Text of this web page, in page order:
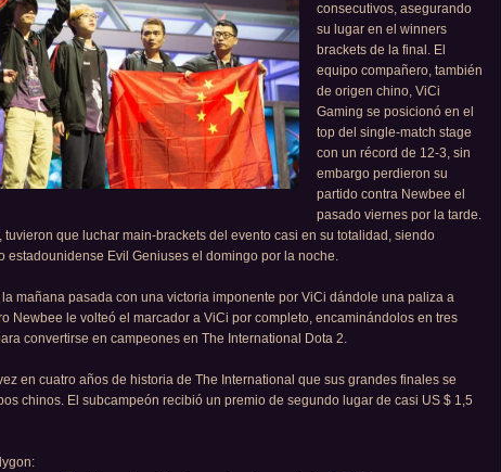
consecutivos, asegurando
su lugar en el winners
brackets de la final. El
equipo compañero, también
de origen chino, ViCi
Gaming se posicionó en el
top del single-match stage
con un récord de 12-3, sin
embargo perdieron su
partido contra Newbee el
pasado viernes por la tarde.
que luchar main-brackets del evento casi en su totalidad, siendo
estadounidense Evil Geniuses el domingo por la noche.
mañana pasada con una victoria imponente por ViCi dándole una paliza a
Newbee le volteó el marcador a ViCi por completo, encaminándolos en tres
convertirse en campeones en The International Dota 2.
en cuatro años de historia de The International que sus grandes finales se
chinos. El subcampeón recibió un premio de segundo lugar de casi US $ 1,5